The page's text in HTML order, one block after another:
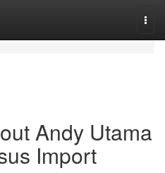
Andy Utama
Import